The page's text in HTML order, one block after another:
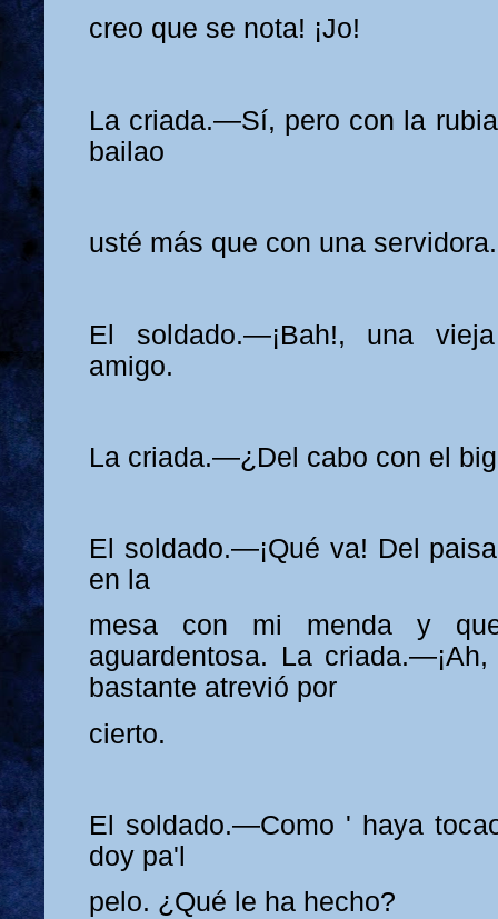
creo que se nota! ¡Jo!
La criada.—Sí, pero con la
bailao
usté más que con una servidora.
El soldado.—¡Bah!, una
amigo.
La criada.—¿Del cabo con el
El soldado.—¡Qué va! Del
en la
mesa con mi menda y
aguardentosa. La
bastante atrevió por
cierto.
El soldado.—Como ' haya
doy pa'l
pelo. ¿Qué le ha hecho?